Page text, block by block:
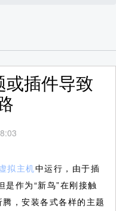
插件导致
拟主机中运行，由于插
作为“新鸟”在刚接触
，安装各式各样的主题